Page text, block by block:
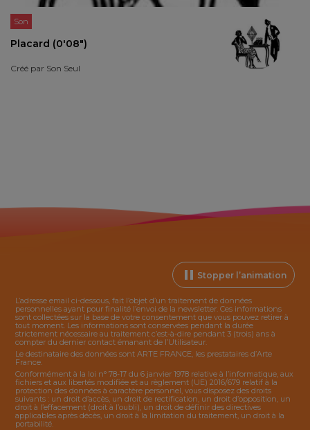
Son
Placard (0'08")
Créé par Son Seul
Stopper l’animation
L’adresse email ci-dessous, fait l’objet d’un traitement de données
personnelles ayant pour finalité l’envoi de la newsletter. Ces informations
sont collectées sur la base de votre consentement que vous pouvez retirer à
tout moment. Les informations sont conservées pendant la durée
strictement nécessaire au traitement c’est-à-dire pendant 3 (trois) ans à
compter du dernier contact émanant de l’Utilisateur.
Le destinataire des données sont ARTE FRANCE, les prestataires d’Arte
France.
Conformément à la loi n° 78-17 du 6 janvier 1978 relative à l’informatique, aux
fichiers et aux libertés modifiée et au règlement (UE) 2016/679 relatif à la
protection des données à caractère personnel, vous disposez des droits
suivants : un droit d’accès, un droit de rectification, un droit d’opposition, un
droit à l’effacement (droit à l’oubli), un droit de définir des directives
applicables après décès, un droit à la limitation du traitement, un droit à la
portabilité.